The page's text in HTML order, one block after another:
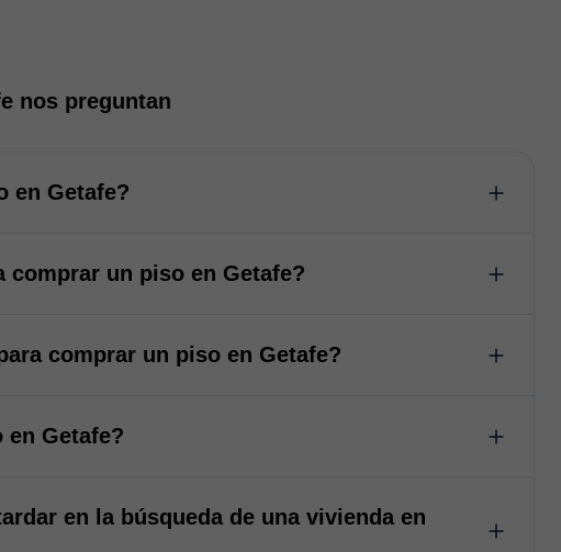
nos preguntan
en Getafe?
comprar un piso en Getafe?
comprar un piso en Getafe?
en Getafe?
en la búsqueda de una vivienda en